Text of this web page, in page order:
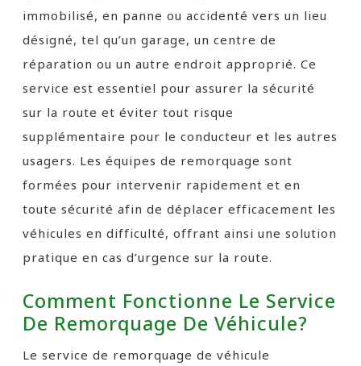
immobilisé, en panne ou accidenté vers un lieu
désigné, tel qu’un garage, un centre de
réparation ou un autre endroit approprié. Ce
service est essentiel pour assurer la sécurité
sur la route et éviter tout risque
supplémentaire pour le conducteur et les autres
usagers. Les équipes de remorquage sont
formées pour intervenir rapidement et en
toute sécurité afin de déplacer efficacement les
véhicules en difficulté, offrant ainsi une solution
pratique en cas d’urgence sur la route.
Comment Fonctionne Le Service
De Remorquage De Véhicule?
Le service de remorquage de véhicule